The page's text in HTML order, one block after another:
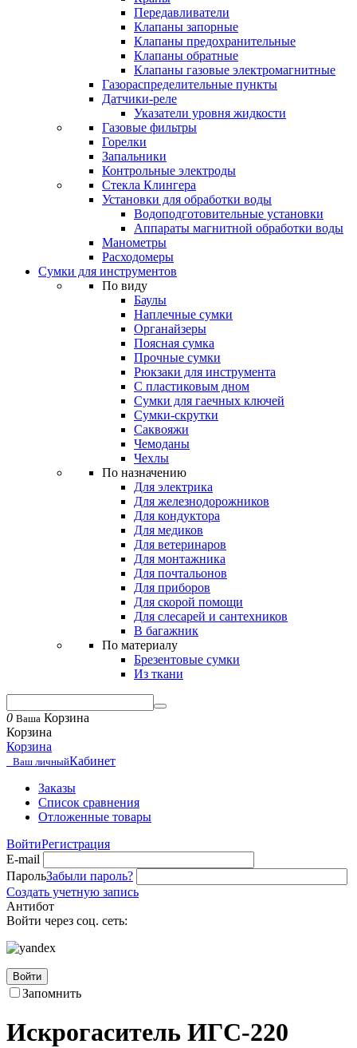
Передавливатели
Клапаны запорные
Клапаны предохранительные
Клапаны обратные
Клапаны газовые электромагнитные
Газораспределительные пункты
Датчики-реле
Указатели уровня жидкости
Газовые фильтры
Горелки
Запальники
Контрольные электроды
Стекла Клингера
Установки для обработки воды
Водоподготовительные установки
Аппараты магнитной обработки воды
Манометры
Расходомеры
Сумки для инструментов
По виду
Баулы
Наплечные сумки
Органайзеры
Поясная сумка
Прочные сумки
Рюкзаки для инструмента
С пластиковым дном
Сумки для гаечных ключей
Сумки-скрутки
Саквояжи
Чемоданы
Чехлы
По назначению
Для электрика
Для железнодорожников
Для кондуктора
Для медиков
Для ветеринаров
Для монтажника
Для почтальонов
Для приборов
Для скорой помощи
Для слесарей и сантехников
В багажник
По материалу
Брезентовые сумки
Из ткани
0 Ваша Корзина
Корзина
Корзина
Ваш личныйКабинет
Заказы
Список сравнения
Отложенные товары
ВойтиРегистрация
E-mail
ПарольЗабыли пароль?
Создать учетную запись
Антибот
Войти через соц. сеть:
Войти
Запомнить
Искрогаситель ИГС-220